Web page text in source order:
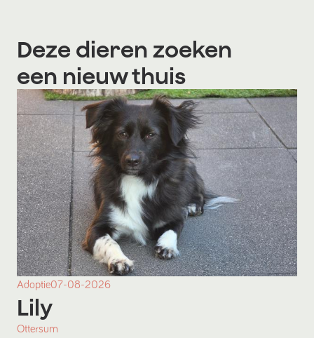
Deze dieren zoeken
een nieuw thuis
Adoptie07-08-2026
Lily
Ottersum